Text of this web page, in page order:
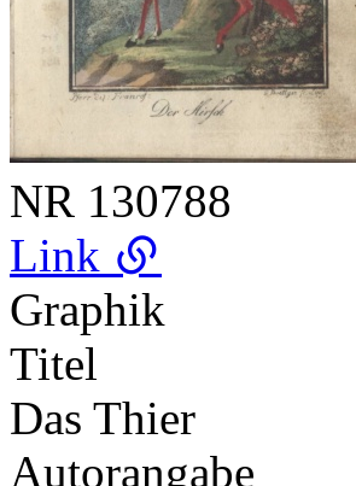
NR 130788
Link
Graphik
Titel
Das Thier
Autorangabe